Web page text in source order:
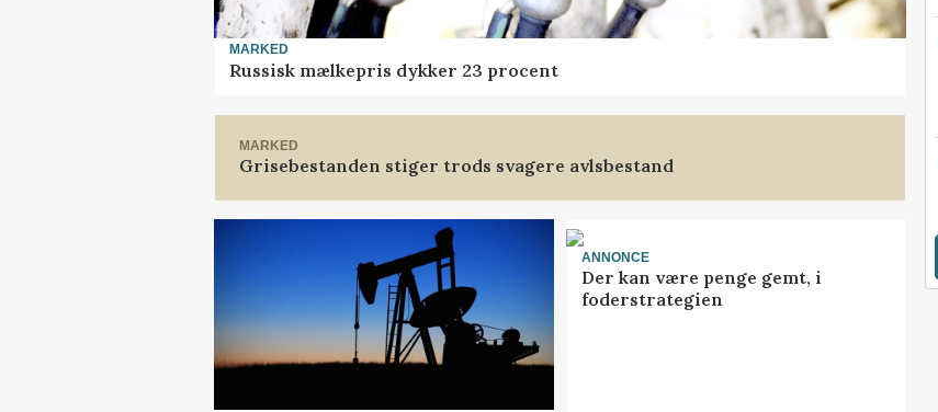
MARKED
Russisk mælkepris dykker 23 procent
MARKED
Grisebestanden stiger trods svagere avlsbestand
ANNONCE
Der kan være penge gemt, i
foderstrategien